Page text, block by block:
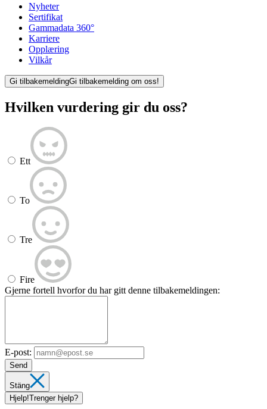
Nyheter
Sertifikat
Gammadata 360°
Karriere
Opplæring
Vilkår
Gi tilbakemeldingGi tilbakemelding om oss!
Hvilken vurdering gir du oss?
Ett
To
Tre
Fire
Gjerne fortell hvorfor du har gitt denne tilbakemeldingen:
E-post:
Send
Stäng
Hjelp!Trenger hjelp?